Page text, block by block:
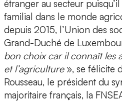
étranger au secteur
familial dans le monde
depuis 2015, l’Union des
Grand-Duché de
bon choix car il connaît les
et l’agriculture», se félicite
Rousseau, le président du
majoritaire français, la